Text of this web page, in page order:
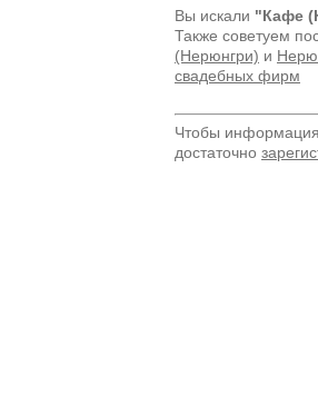
Вы искали "Кафе
Также советуем
(Нерюнгри) и
свадебных фирм
Чтобы
достаточно